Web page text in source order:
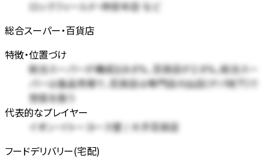
ロックフィールド・柿安本店 など
総合スーパー・百貨店
特徴・位置づけ
総合スーパーが構成比8.6%、百貨店が2.9%。総合スー
パーは食品売場で、百貨店は専門店の出店(デパ地下)で
惣菜を扱う
代表的なプレイヤー
イオン・イトーヨーカ堂 / 大手百貨店
フードデリバリー(宅配)